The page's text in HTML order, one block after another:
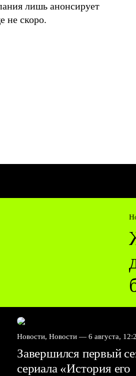
лишь анонсирует
не скоро.
Новости, Новости — 6 августа,
Завершился первый
сериала «История его